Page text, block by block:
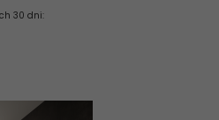
30 dni: